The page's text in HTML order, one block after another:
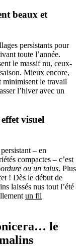
beaux et
persistants pour
toute l’année.
le massif nu, ceux-
Mieux encore,
minimisent le travail
l’hiver avec un
visuel
– en
compactes – c’est
ou un talus. Plus
! Dès le début de
laissés nus tout l’été
un fil
le